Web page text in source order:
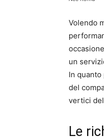
Volendo
un
In
del
vertici
Le